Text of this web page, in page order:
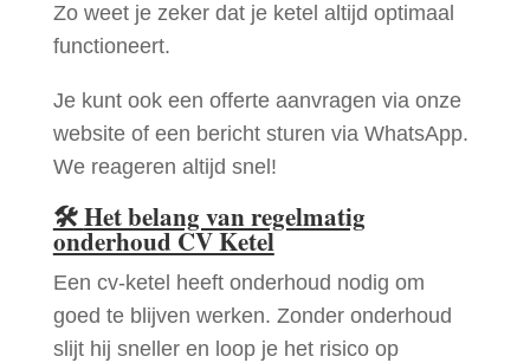
Zo weet je zeker dat je ketel altijd optimaal
functioneert.
Je kunt ook een offerte aanvragen via onze
website of een bericht sturen via WhatsApp.
We reageren altijd snel!
🛠Het belang van regelmatig
onderhoud CV Ketel
Een cv-ketel heeft onderhoud nodig om
goed te blijven werken. Zonder onderhoud
slijt hij sneller en loop je het risico op